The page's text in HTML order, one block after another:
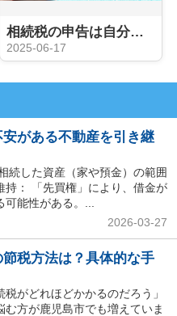
相続税の申告は自分でできる？専門家に依頼したほうが良いケースも解説
2025-06-17
安がある不動産を引き継
続した資産（家や預金）の範囲
持： 「先買権」により、借金が
能性がある。...
2026-03-27
税方法は？具体的な手
がどれほどかかるのだろう」
む方が鹿児島市でも増えていま